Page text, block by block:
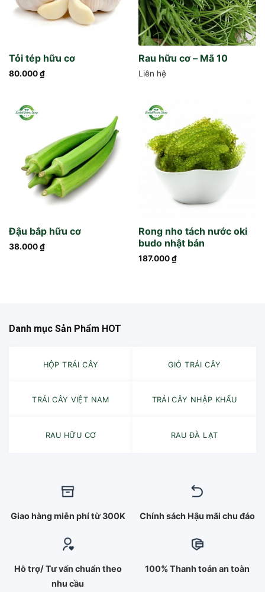
Tỏi tép hữu cơ
80.000₫
Rau hữu cơ – Mã 10
Liên hệ
Đậu bắp hữu cơ
38.000₫
Rong nho tách nước oki
budo nhật bản
187.000₫
Danh mục Sản Phẩm HOT
HỘP TRÁI CÂY GIỎ TRÁI CÂY
TRÁI CÂY VIỆT NAM TRÁI CÂY NHẬP KHẨU
RAU HỮU CƠ RAU ĐÀ LẠT
Giao hàng miễn phí từ 300K Chính sách Hậu mãi chu đáo
Hỗ trợ/ Tư vấn chuẩn theo
nhu cầu
100% Thanh toán an toàn